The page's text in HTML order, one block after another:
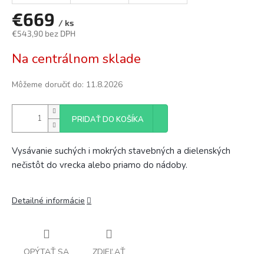
€669 / ks
€543,90 bez DPH
cena:
Na centrálnom sklade
Môžeme doručiť do: 11.8.2026
PRIDAŤ DO KOŠÍKA
Vysávanie suchých i mokrých stavebných a dielenských
nečistôt do vrecka alebo priamo do nádoby.
Detailné informácie
OPÝTAŤ SA ZDIEĽAŤ